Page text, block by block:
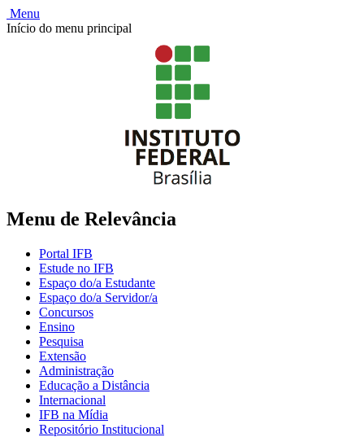
Menu
Início do menu principal
Menu de Relevância
Portal IFB
Estude no IFB
Espaço do/a Estudante
Espaço do/a Servidor/a
Concursos
Ensino
Pesquisa
Extensão
Administração
Educação a Distância
Internacional
IFB na Mídia
Repositório Institucional